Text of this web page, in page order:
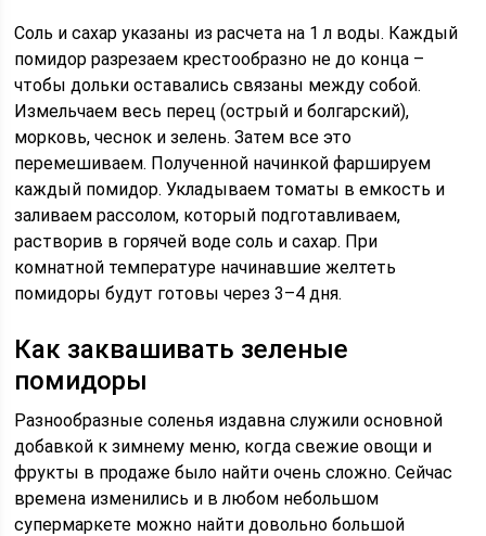
Соль и сахар указаны из расчета на 1 л воды. Каждый
помидор разрезаем крестообразно не до конца –
чтобы дольки оставались связаны между собой.
Измельчаем весь перец (острый и болгарский),
морковь, чеснок и зелень. Затем все это
перемешиваем. Полученной начинкой фаршируем
каждый помидор. Укладываем томаты в емкость и
заливаем рассолом, который подготавливаем,
растворив в горячей воде соль и сахар. При
комнатной температуре начинавшие желтеть
помидоры будут готовы через 3–4 дня.
Как заквашивать зеленые
помидоры
Разнообразные соленья издавна служили основной
добавкой к зимнему меню, когда свежие овощи и
фрукты в продаже было найти очень сложно. Сейчас
времена изменились и в любом небольшом
супермаркете можно найти довольно большой